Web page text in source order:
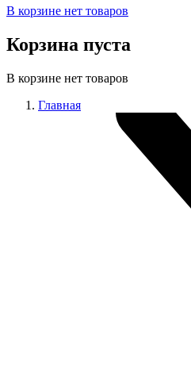
В корзине нет товаров
Корзина пуста
В корзине нет товаров
Главная